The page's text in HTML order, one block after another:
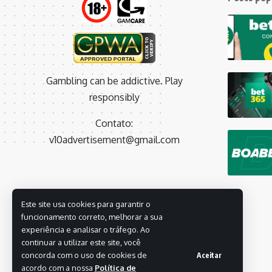
Este site usa cookies para garantir o
funcionamento correto, melhorar a sua
experiência e analisar o tráfego. Ao
continuar a utilizar este site, você
concorda com o uso de cookies de
acordo com a nossa Política de
Aceitar
Gambling can be addictive. Play
responsibly
Contato:
v10advertisement@gmail.com